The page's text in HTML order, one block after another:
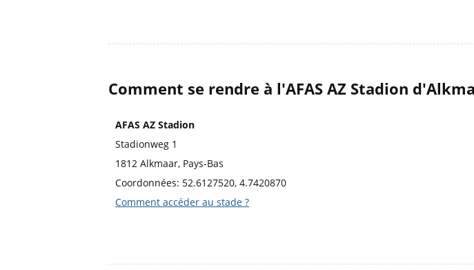
Comment se rendre à l'AFAS AZ Stadion
AFAS AZ Stadion
Stadionweg 1
1812 Alkmaar, Pays-Bas
Coordonnées: 52.6127520, 4.7420870
Comment accéder au stade ?